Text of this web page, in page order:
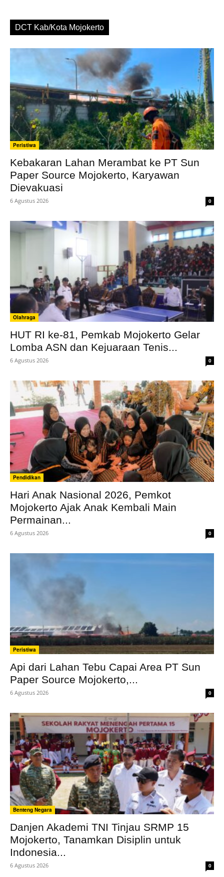
DCT Kab/Kota Mojokerto
Peristiwa
Kebakaran Lahan Merambat ke PT Sun
Paper Source Mojokerto, Karyawan
Dievakuasi
6 Agustus 2026 0
Olahraga
HUT RI ke-81, Pemkab Mojokerto Gelar
Lomba ASN dan Kejuaraan Tenis...
6 Agustus 2026 0
Pendidikan
Hari Anak Nasional 2026, Pemkot
Mojokerto Ajak Anak Kembali Main
Permainan...
6 Agustus 2026 0
Peristiwa
Api dari Lahan Tebu Capai Area PT Sun
Paper Source Mojokerto,...
6 Agustus 2026 0
Benteng Negara
Danjen Akademi TNI Tinjau SRMP 15
Mojokerto, Tanamkan Disiplin untuk
Indonesia...
6 Agustus 2026 0